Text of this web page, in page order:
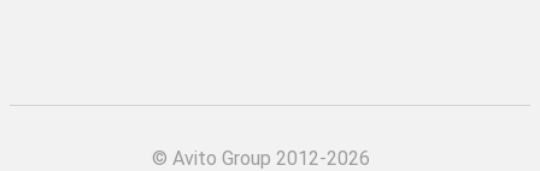
© Avito Group 2012-2026